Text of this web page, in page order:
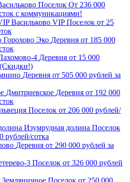
Поселок От 236 000
с коммуникациями!
Васильково VIP Поселок от 25
Горохово Эко Деревня от 185 000
4 Деревня от 15 000
(Скидки!)
Деревня от 505 000 рублей за
Дмитриевское Деревня от 192 000
Поселок от 206 000 рублей/
Изумрудная долина Поселок
рублей/сотка
Деревня от 290 000 рублей за
3 Поселок от 326 000 рублей
Земляничное Поселок от 250 000